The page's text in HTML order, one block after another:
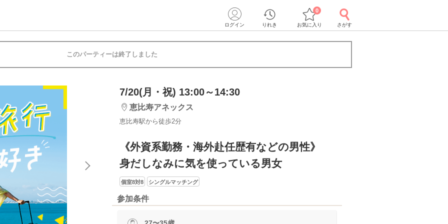
ログイン りれき お気に入り
0
さがす
このパーティーは終了しました
7/20(月・祝) 13:00～14:30
恵比寿アネックス
恵比寿駅から徒歩2分
《外資系勤務・海外赴任歴有などの男性》
身だしなみに気を使っている男女
個室8対8 シングルマッチング
参加条件